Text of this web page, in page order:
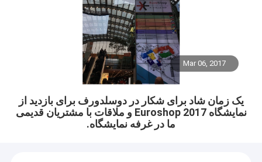
Mar 06, 2017
یک زمان شاد برای شکار در دوسلدورف برای بازدید از
نمایشگاه Euroshop 2017 و ملاقات با مشتریان قدیمی
ما در غرفه نمایشگاه.